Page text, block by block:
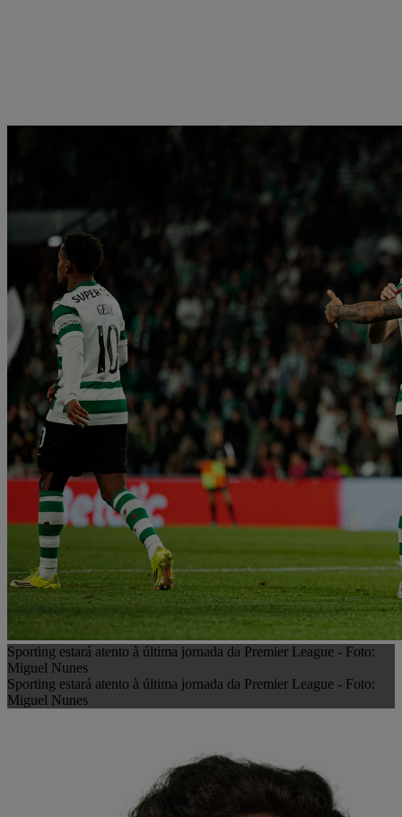
Sporting estará atento à última jornada da Premier League - Foto:
Miguel Nunes
Sporting estará atento à última jornada da Premier League - Foto:
Miguel Nunes